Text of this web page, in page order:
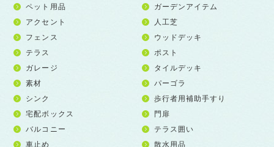
ペット用品
ガーデンアイテム
アクセント
人工芝
フェンス
ウッドデッキ
テラス
ポスト
ガレージ
タイルデッキ
素材
パーゴラ
シンク
歩行者用補助手すり
宅配ボックス
門扉
バルコニー
テラス囲い
車止め
散水用品